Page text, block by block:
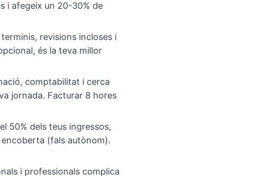
i afegeix un 20-30% de
revisions incloses i
és la teva millor
comptabilitat i cerca
jornada. Facturar 8 hores
50% dels teus ingressos,
(fals autònom).
i professionals complica